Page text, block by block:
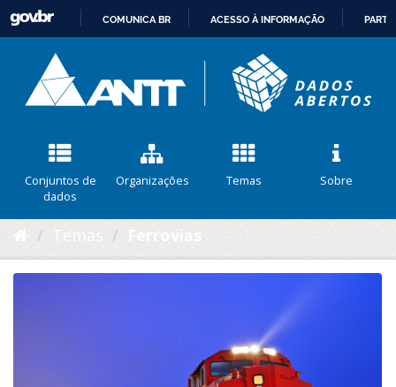
CONTEÚDO
COMUNICA BR ACESSO À INFORMAÇÃO
Conjuntos de
dados
Organizações Temas Sobre